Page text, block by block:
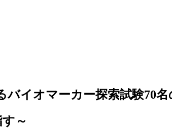
イオマーカー探索試験70名
～